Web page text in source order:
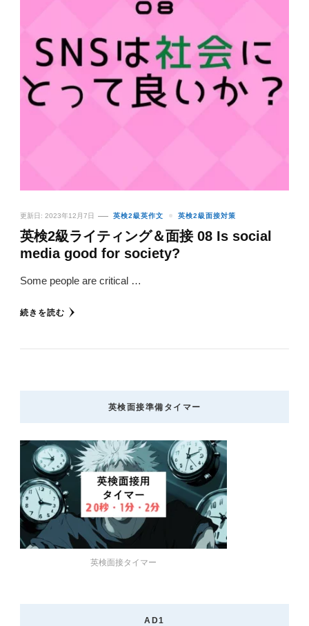
更新日: 2023年12月7日 英検2級英作文 英検2級面接対策
英検2級ライティング＆面接 08 Is social
media good for society?
Some people are critical …
続きを読む
英検面接準備タイマー
英検面接タイマー
AD1